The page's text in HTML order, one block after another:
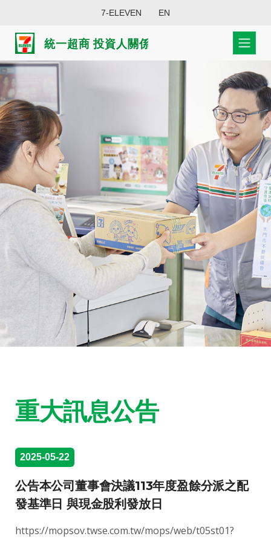
7-ELEVEN EN
重大訊息公告
2025-05-22
公告本公司董事會決議113年度盈餘分派之配
發基準日 與現金股利發放日
https://mopsov.twse.com.tw/mops/web/t05st01?